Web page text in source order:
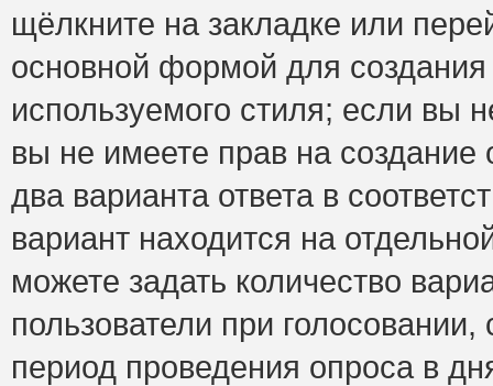
щёлкните на закладке или
основной формой для
используемого стиля; если вы
вы не имеете прав на
два варианта ответа в
вариант находится на
можете задать количество
пользователи при
период проведения опроса в